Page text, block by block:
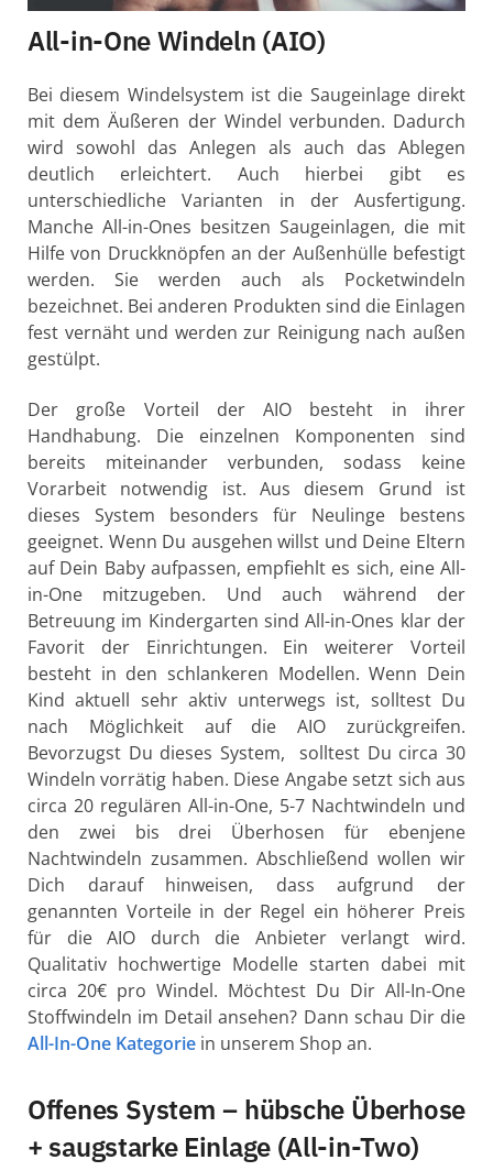
All-in-One Windeln (AIO)
Bei diesem Windelsystem ist die Saugeinlage direkt
mit dem Äußeren der Windel verbunden. Dadurch
wird sowohl das Anlegen als auch das Ablegen
deutlich erleichtert. Auch hierbei gibt es
unterschiedliche Varianten in der Ausfertigung.
Manche All-in-Ones besitzen Saugeinlagen, die mit
Hilfe von Druckknöpfen an der Außenhülle befestigt
werden. Sie werden auch als Pocketwindeln
bezeichnet. Bei anderen Produkten sind die Einlagen
fest vernäht und werden zur Reinigung nach außen
gestülpt.
Der große Vorteil der AIO besteht in ihrer
Handhabung. Die einzelnen Komponenten sind
bereits miteinander verbunden, sodass keine
Vorarbeit notwendig ist. Aus diesem Grund ist
dieses System besonders für Neulinge bestens
geeignet. Wenn Du ausgehen willst und Deine Eltern
auf Dein Baby aufpassen, empfiehlt es sich, eine All-
in-One mitzugeben. Und auch während der
Betreuung im Kindergarten sind All-in-Ones klar der
Favorit der Einrichtungen. Ein weiterer Vorteil
besteht in den schlankeren Modellen. Wenn Dein
Kind aktuell sehr aktiv unterwegs ist, solltest Du
nach Möglichkeit auf die AIO zurückgreifen.
Bevorzugst Du dieses System, solltest Du circa 30
Windeln vorrätig haben. Diese Angabe setzt sich aus
circa 20 regulären All-in-One, 5-7 Nachtwindeln und
den zwei bis drei Überhosen für ebenjene
Nachtwindeln zusammen. Abschließend wollen wir
Dich darauf hinweisen, dass aufgrund der
genannten Vorteile in der Regel ein höherer Preis
für die AIO durch die Anbieter verlangt wird.
Qualitativ hochwertige Modelle starten dabei mit
circa 20€ pro Windel. Möchtest Du Dir All-In-One
Stoffwindeln im Detail ansehen? Dann schau Dir die
All-In-One Kategorie in unserem Shop an.
Offenes System – hübsche Überhose
+ saugstarke Einlage (All-in-Two)